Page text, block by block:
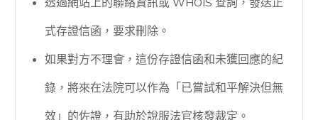
式存證信函，要求刪除。
如果對方不理會，這份存證信函和未獲回應的紀
錄，將來在法院可以作為「已嘗試和平解決但無
效」的佐證，有助於說服法官核發裁定。